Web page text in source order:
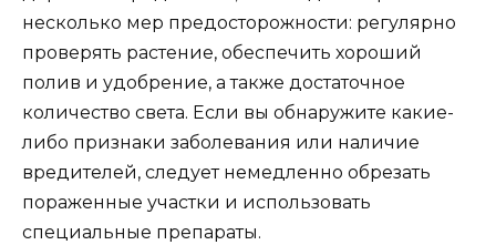
несколько мер предосторожности: регулярно
проверять растение, обеспечить хороший
полив и удобрение, а также достаточное
количество света. Если вы обнаружите какие-
либо признаки заболевания или наличие
вредителей, следует немедленно обрезать
пораженные участки и использовать
специальные препараты.